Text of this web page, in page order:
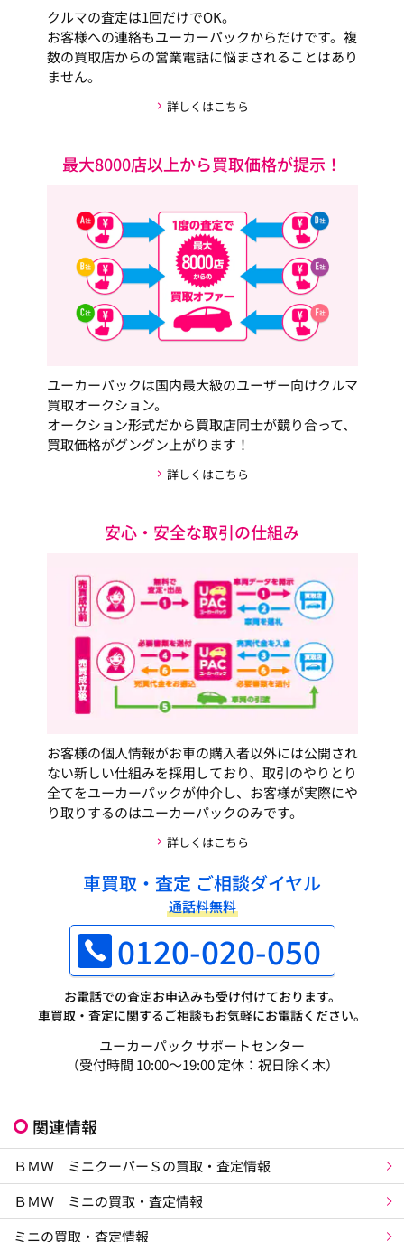
クルマの査定は1回だけでOK。
お客様への連絡もユーカーパックからだけです。複
数の買取店からの営業電話に悩まされることはあり
ません。
詳しくはこちら
最大8000店以上から買取価格が提示！
ユーカーパックは国内最大級のユーザー向けクルマ
買取オークション。
オークション形式だから買取店同士が競り合って、
買取価格がグングン上がります！
詳しくはこちら
安心・安全な取引の仕組み
お客様の個人情報がお車の購入者以外には公開され
ない新しい仕組みを採用しており、取引のやりとり
全てをユーカーパックが仲介し、お客様が実際にや
り取りするのはユーカーパックのみです。
詳しくはこちら
車買取・査定 ご相談ダイヤル
通話料無料
0120-020-050
お電話での査定お申込みも受け付けております。
車買取・査定に関するご相談もお気軽にお電話ください。
ユーカーパック サポートセンター
（受付時間 10:00～19:00 定休：祝日除く木）
関連情報
ＢＭＷ ミニクーパーＳの買取・査定情報
ＢＭＷ ミニの買取・査定情報
ミニの買取・査定情報